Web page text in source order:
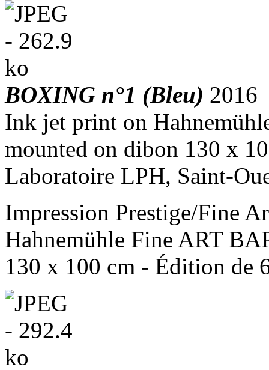
BOXING n°1 (Bleu) 2016
Ink jet print on
mounted on dibon 130 x
Laboratoire LPH, Saint-
Impression Prestige/Fine
Hahnemühle Fine ART
130 x 100 cm - Édition de